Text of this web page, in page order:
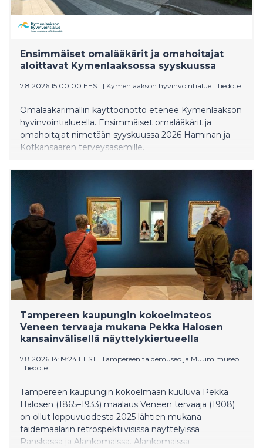
Ensimmäiset omalääkärit ja omahoitajat
aloittavat Kymenlaaksossa syyskuussa
7.8.2026 15:00:00 EEST | Kymenlaakson hyvinvointialue | Tiedote
Omalääkärimallin käyttöönotto etenee Kymenlaakson
hyvinvointialueella. Ensimmäiset omalääkärit ja
omahoitajat nimetään syyskuussa 2026 Haminan ja
Kotkansaaren terveysasemille.
Tampereen kaupungin kokoelmateos
Veneen tervaaja mukana Pekka Halosen
kansainvälisellä näyttelykiertueella
7.8.2026 14:19:24 EEST | Tampereen taidemuseo ja Muumimuseo
| Tiedote
Tampereen kaupungin kokoelmaan kuuluva Pekka
Halosen (1865–1933) maalaus Veneen tervaaja (1908)
on ollut loppuvuodesta 2025 lähtien mukana
taidemaalarin retrospektiivisissä näyttelyissä
Ranskassa ja Alankomaissa. Alankomaissa